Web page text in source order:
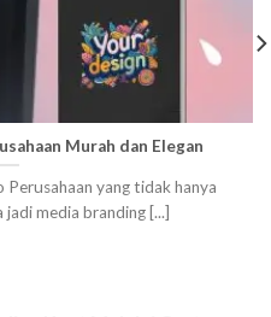
Murah dan Elegan
yang tidak hanya
media branding [...]